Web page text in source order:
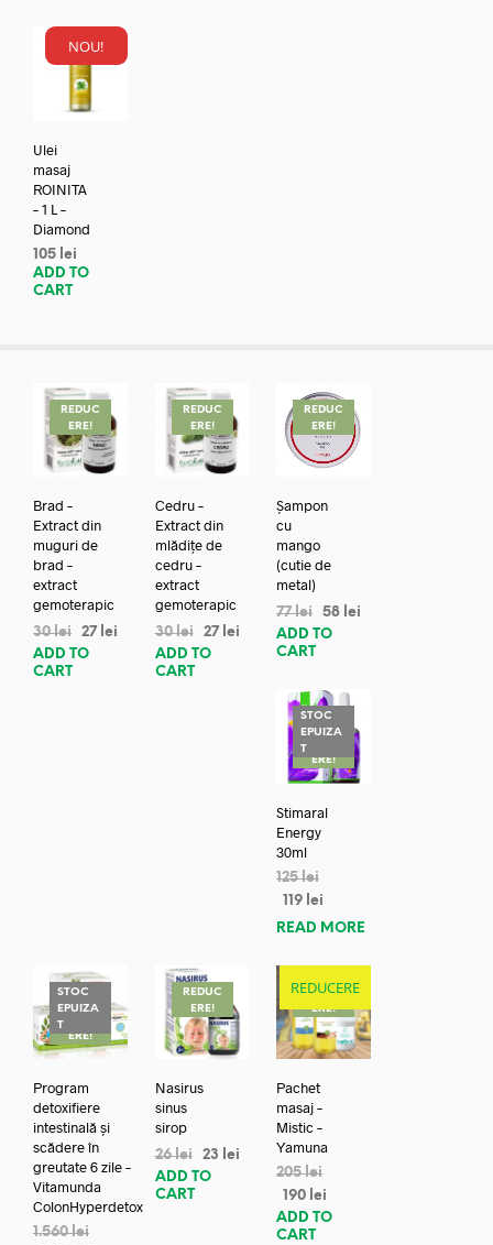
NOU!
Ulei
masaj
ROINITA
– 1 L –
Diamond
105 lei
ADD TO
CART
REDUC
ERE!
Brad –
Extract din
muguri de
brad –
extract
gemoterapic
30lei 27 lei
ADD TO
CART
REDUC
ERE!
Cedru –
Extract din
mlădițe de
cedru –
extract
gemoterapic
30lei 27 lei
ADD TO
CART
REDUC
ERE!
Șampon
cu
mango
(cutie de
metal)
77lei 58 lei
ADD TO
CART
STOC
EPUIZA
TREDUC
ERE!
Stimaral
Energy
30ml
125lei
119 lei
READ MORE
STOC
EPUIZA
TREDUC
ERE!
Program
detoxifiere
intestinală și
scădere în
greutate 6 zile –
Vitamunda
ColonHyperdetox
1.560lei
REDUC
ERE!
Nasirus
sinus
sirop
26lei 23
lei
ADD TO
CART
REDUCERE
REDUC
ERE!
Pachet
masaj –
Mistic –
Yamuna
205lei
190 lei
ADD TO
CART